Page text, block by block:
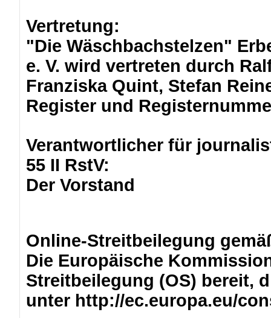
Vertretung:
"Die Wäschbachstelzen"
e. V. wird vertreten durch
Franziska Quint, Stefan
Register und
Verantwortlicher für
55 II RstV:
Der Vorstand
Online-Streitbeilegung
Die Europäische
Streitbeilegung (OS) bereit,
unter http://ec.europa.eu/